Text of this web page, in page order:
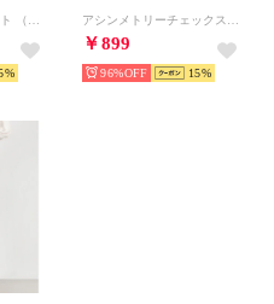
￥899
96% 15